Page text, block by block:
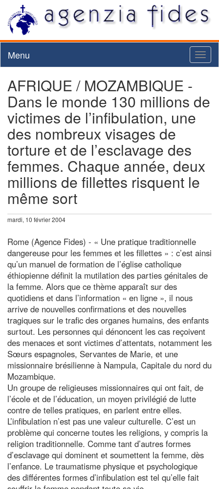
Menu
AFRIQUE / MOZAMBIQUE -
Dans le monde 130 millions de
victimes de l’infibulation, une
des nombreux visages de
torture et de l’esclavage des
femmes. Chaque année, deux
millions de fillettes risquent le
même sort
mardi, 10 février 2004
Rome (Agence Fides) - « Une pratique traditionnelle
dangereuse pour les femmes et les fillettes » : c’est ainsi
qu’un manuel de formation de l’église catholique
éthiopienne définit la mutilation des parties génitales de
la femme. Alors que ce thème apparaît sur des
quotidiens et dans l’information « en ligne », il nous
arrive de nouvelles confirmations et des nouvelles
tragiques sur le trafic des organes humains, des enfants
surtout. Les personnes qui dénoncent les cas reçoivent
des menaces et sont victimes d’attentats, notamment les
Sœurs espagnoles, Servantes de Marie, et une
missionnaire brésilienne à Nampula, Capitale du nord du
Mozambique.
Un groupe de religieuses missionnaires qui ont fait, de
l’école et de l’éducation, un moyen privilégié de lutte
contre de telles pratiques, en parlent entre elles.
L’infibulation n’est pas une valeur culturelle. C’est un
problème qui concerne toutes les religions, y compris la
religion traditionnelle. Comme tant d’autres formes
d’esclavage qui dominent et soumettent la femme, dès
l’enfance. Le traumatisme physique et psychologique
des différentes formes d’infibulation est tel qu’elle fait